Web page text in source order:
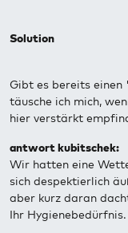
Solution
Gibt es bereits
täusche ich mich,
hier verstärkt
antwort kubitschek:
Wir hatten eine
sich despektierlich
aber kurz daran
Ihr Hygienebedürfnis.